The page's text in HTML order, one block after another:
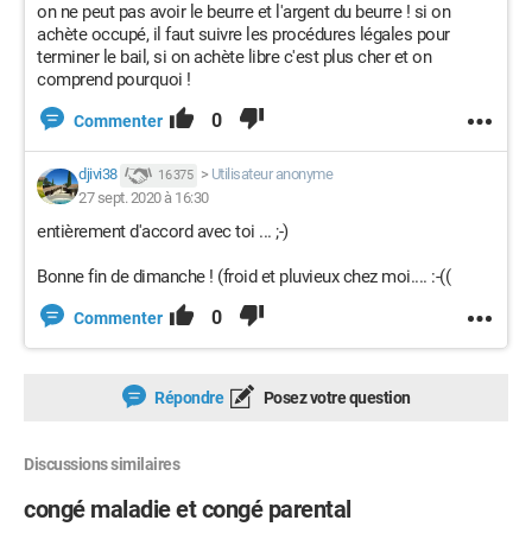
on ne peut pas avoir le beurre et l'argent du beurre ! si on
achète occupé, il faut suivre les procédures légales pour
terminer le bail, si on achète libre c'est plus cher et on
comprend pourquoi !
Commenter 0
djivi38 16 375 > Utilisateur anonyme
27 sept. 2020 à 16:30
entièrement d'accord avec toi ... ;-)
Bonne fin de dimanche ! (froid et pluvieux chez moi.... :-((
Commenter 0
Répondre Posez votre question
Discussions similaires
congé maladie et congé parental